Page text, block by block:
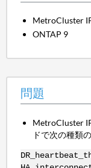
MetroCluster
ONTAP 9
問題
MetroCluster
ドで次の種類